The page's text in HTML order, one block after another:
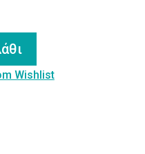
Wishlist